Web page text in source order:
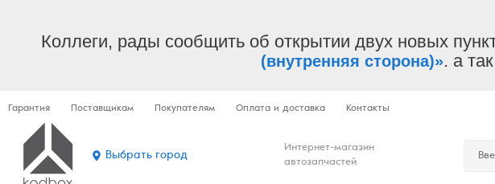
Коллеги, рады сообщить об открытии двух новых
(внутренняя сторона)». а
Гарантия Поставщикам Покупателям Оплата и доставка Контакты
Выбрать город
Интернет-магазин
автозапчастей